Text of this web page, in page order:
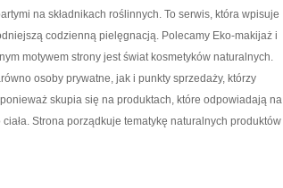
na składnikach roślinnych. To serwis, która wpisuje
codzienną pielęgnacją. Polecamy Eko-makijaż i
motywem strony jest świat kosmetyków naturalnych.
osoby prywatne, jak i punkty sprzedaży, którzy
skupia się na produktach, które odpowiadają na
Strona porządkuje tematykę naturalnych produktów